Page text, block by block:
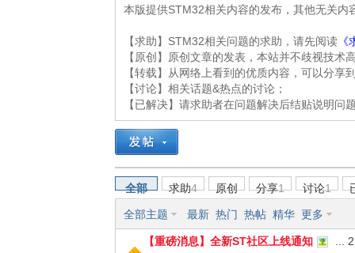
本版提供STM32相关内容的发布，其他无关
【求助】STM32相关问题的求助，请先阅读
【原创】原创文章的发表，本站并不歧视技
【转载】从网络上看到的优质内容，可以分享
【讨论】相关话题&热点的讨论；
【已解决】请求助者在问题解决后结贴说明
全部 求助4 原创 分享1 讨论1
全部主题 最新 热门 热帖 精华 更多
【重磅消息】全新ST社区上线通知 2